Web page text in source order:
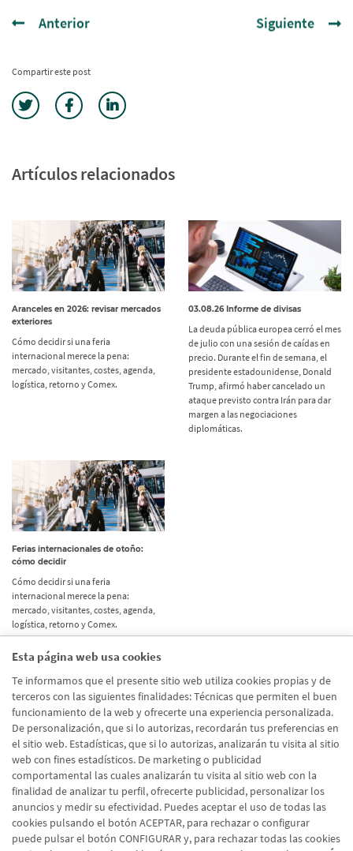
Esta página web usa cookies
Te informamos que el presente sitio web utiliza cookies propias y de
terceros con las siguientes finalidades: Técnicas que permiten el buen
funcionamiento de la web y ofrecerte una experiencia personalizada.
De personalización, que si lo autorizas, recordarán tus preferencias en
el sitio web. Estadísticas, que si lo autorizas, analizarán tu visita al sitio
web con fines estadísticos. De marketing o publicidad
comportamental las cuales analizarán tu visita al sitio web con la
finalidad de analizar tu perfil, ofrecerte publicidad, personalizar los
anuncios y medir su efectividad. Puedes aceptar el uso de todas las
cookies pulsando el botón ACEPTAR, para rechazar o configurar
puede pulsar el botón CONFIGURAR y, para rechazar todas las cookies
Anterior Siguiente
Compartir este post
Artículos relacionados
Aranceles en 2026: revisar mercados
exteriores
Cómo decidir si una feria
internacional merece la pena:
mercado, visitantes, costes, agenda,
logística, retorno y Comex.
03.08.26 Informe de divisas
La deuda pública europea cerró el mes
de julio con una sesión de caídas en
precio. Durante el fin de semana, el
presidente estadounidense, Donald
Trump, afirmó haber cancelado un
ataque previsto contra Irán para dar
margen a las negociaciones
diplomáticas.
Ferias internacionales de otoño:
cómo decidir
Cómo decidir si una feria
internacional merece la pena:
mercado, visitantes, costes, agenda,
logística, retorno y Comex.
Etiquetas
Actualidad(514)
Internacional(490)
Empresa(138)
Recomendaciones
Internacional - Cloned(8)
Actualidad - Cloned (8)